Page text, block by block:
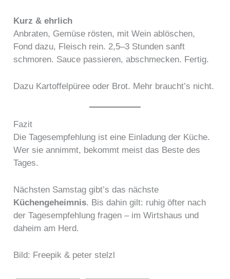
Kurz & ehrlich
Anbraten, Gemüse rösten, mit Wein ablöschen,
Fond dazu, Fleisch rein. 2,5–3 Stunden sanft
schmoren. Sauce passieren, abschmecken. Fertig.
Dazu Kartoffelpüree oder Brot. Mehr braucht’s nicht.
Fazit
Die Tagesempfehlung ist eine Einladung der Küche.
Wer sie annimmt, bekommt meist das Beste des
Tages.
Nächsten Samstag gibt’s das nächste
Küchengeheimnis. Bis dahin gilt: ruhig öfter nach
der Tagesempfehlung fragen – im Wirtshaus und
daheim am Herd.
Bild: Freepik & peter stelzl